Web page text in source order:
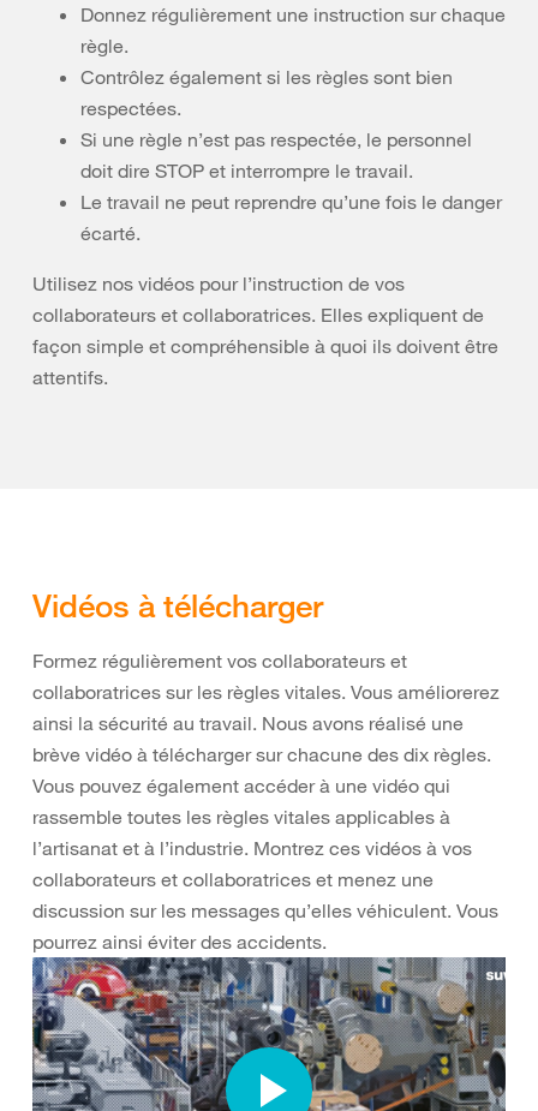
Donnez régulièrement une instruction sur chaque
règle.
Contrôlez également si les règles sont bien
respectées.
Si une règle n’est pas respectée, le personnel
doit dire STOP et interrompre le travail.
Le travail ne peut reprendre qu’une fois le danger
écarté.
Utilisez nos vidéos pour l’instruction de vos
collaborateurs et collaboratrices. Elles expliquent de
façon simple et compréhensible à quoi ils doivent être
attentifs.
Vidéos à télécharger
Formez régulièrement vos collaborateurs et
collaboratrices sur les règles vitales. Vous améliorerez
ainsi la sécurité au travail. Nous avons réalisé une
brève vidéo à télécharger sur chacune des dix règles.
Vous pouvez également accéder à une vidéo qui
rassemble toutes les règles vitales applicables à
l’artisanat et à l’industrie. Montrez ces vidéos à vos
collaborateurs et collaboratrices et menez une
discussion sur les messages qu’elles véhiculent. Vous
pourrez ainsi éviter des accidents.